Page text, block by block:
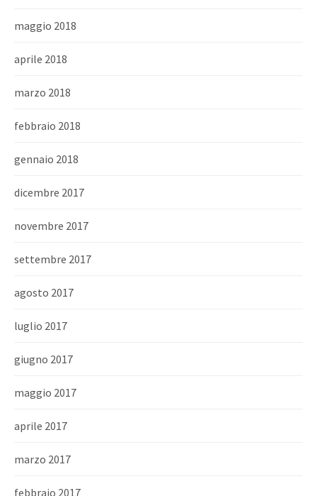
maggio 2018
aprile 2018
marzo 2018
febbraio 2018
gennaio 2018
dicembre 2017
novembre 2017
settembre 2017
agosto 2017
luglio 2017
giugno 2017
maggio 2017
aprile 2017
marzo 2017
febbraio 2017